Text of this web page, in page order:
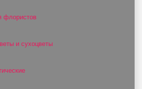
флористов
и сухоцветы